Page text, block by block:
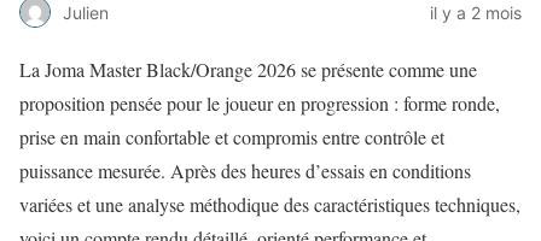
Julien il y a 2 mois
La Joma Master Black/Orange 2026 se présente comme une
proposition pensée pour le joueur en progression : forme ronde,
prise en main confortable et compromis entre contrôle et
puissance mesurée. Après des heures d’essais en conditions
variées et une analyse méthodique des caractéristiques techniques,